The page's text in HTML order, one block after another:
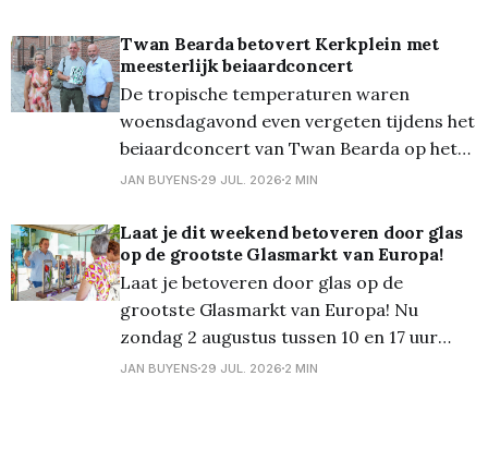
de zon schitterde al dat glas uiteraard
geweldig! Meer dan 90 kramen lieten je
kennismaken met glas in al zijn vormen:
van glas-
Twan Bearda betovert Kerkplein met
meesterlijk beiaardconcert
De tropische temperaturen waren
woensdagavond even vergeten tijdens het
beiaardconcert van Twan Bearda op het
Kerkplein. De Nederlandse beiaardier
hoogstaand programma dat de vele
mogelijkheden van het Lommelse
beiaardinstrument ten volle liet horen.
Zelfs de warmte in de toren kon de
muzikale avond niet verstoren.
JAN BUYENS 29 JUL. 2026 2 MIN
Laat je dit weekend betoveren door glas
op de grootste Glasmarkt van Europa!
Laat je betoveren door glas op de
grootste Glasmarkt van Europa! Nu
zondag 2 augustus tussen 10 en 17 uur
transformeert het gezellige stadscentrum
JAN BUYENS 29 JUL. 2026 2 MIN